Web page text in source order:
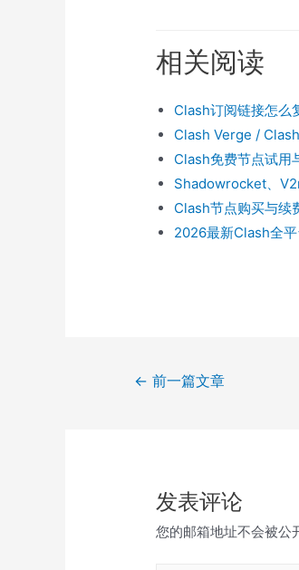
相关阅读
Clash订阅链接怎么
Clash Verge /
Clash免费节点试用
Shadowrocket、
Clash节点购买与续
2026最新Clash全
← 前一篇文章
发表评论
您的邮箱地址不会被公